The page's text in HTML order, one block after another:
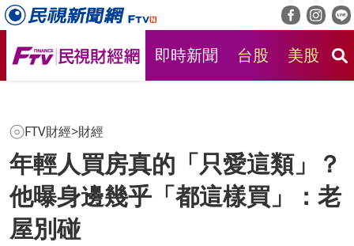
即時新聞 台股 美股
FTV財經>財經
年輕人買房真的「只愛這類」？
他曝身邊幾乎「都這樣買」：老
屋別碰